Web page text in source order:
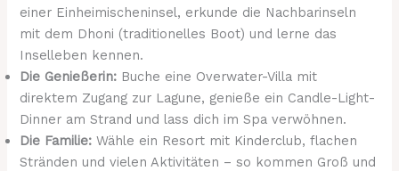
einer Einheimischeninsel, erkunde die Nachbarinseln
mit dem Dhoni (traditionelles Boot) und lerne das
Inselleben kennen.
Die Genießerin: Buche eine Overwater-Villa mit
direktem Zugang zur Lagune, genieße ein Candle-Light-
Dinner am Strand und lass dich im Spa verwöhnen.
Die Familie: Wähle ein Resort mit Kinderclub, flachen
Stränden und vielen Aktivitäten – so kommen Groß und